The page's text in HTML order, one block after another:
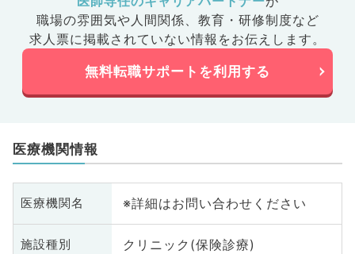
職場の雰囲気や人間関係、 教育・研修制度など
求人票に掲載されていない情報をお伝えします。
無料転職サポートを利用する
医療機関情報
医療機関名 ※詳細はお問い合わせください
施設種別 クリニック(保険診療)